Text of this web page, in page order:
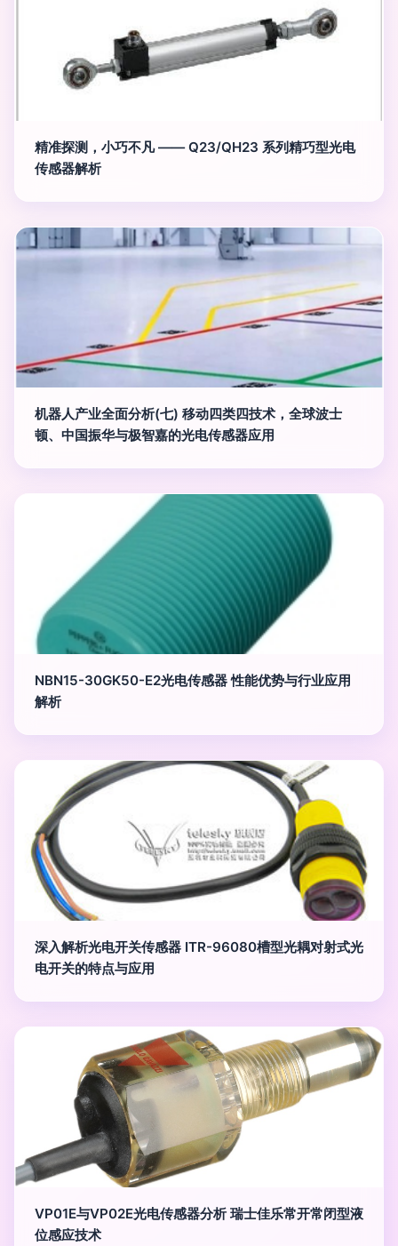
精准探测，小巧不凡 —— Q23/QH23 系列精巧型光电
传感器解析
机器人产业全面分析(七) 移动四类四技术，全球波士
顿、中国振华与极智嘉的光电传感器应用
NBN15-30GK50-E2光电传感器 性能优势与行业应用
解析
深入解析光电开关传感器 ITR-96080槽型光耦对射式光
电开关的特点与应用
VP01E与VP02E光电传感器分析 瑞士佳乐常开常闭型液
位感应技术